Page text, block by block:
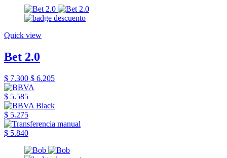
Quick view
Bet 2.0
$ 7.300 $ 6.205
$ 5.585
$ 5.275
$ 5.840